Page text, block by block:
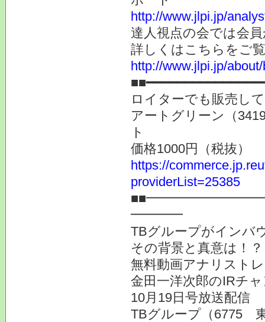
http://www.jlpi.jp/
達人視点の会では会
詳しくはこちらをご
http://www.jlpi.jp/
ロイターでも販売し
アートグリーン（
ト
価格1000円（税抜）
https://
providerList=25385
━━━━
TBグループがインバ
その背景と真意は！
無料動画アナリスト
金田一洋次郎のIRチ
10月19日号放送配信
TBグループ（6775